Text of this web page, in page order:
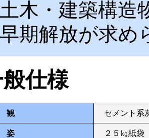
木・建築構造
期解放が求め
仕様
セメント系
２５㎏紙袋